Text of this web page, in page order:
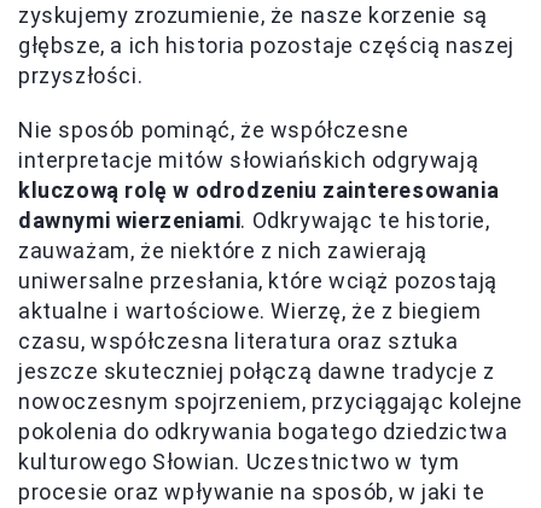
zyskujemy zrozumienie, że nasze korzenie są
głębsze, a ich historia pozostaje częścią naszej
przyszłości.
Nie sposób pominąć, że współczesne
interpretacje mitów słowiańskich odgrywają
kluczową rolę w odrodzeniu zainteresowania
dawnymi wierzeniami. Odkrywając te historie,
zauważam, że niektóre z nich zawierają
uniwersalne przesłania, które wciąż pozostają
aktualne i wartościowe. Wierzę, że z biegiem
czasu, współczesna literatura oraz sztuka
jeszcze skuteczniej połączą dawne tradycje z
nowoczesnym spojrzeniem, przyciągając kolejne
pokolenia do odkrywania bogatego dziedzictwa
kulturowego Słowian. Uczestnictwo w tym
procesie oraz wpływanie na sposób, w jaki te